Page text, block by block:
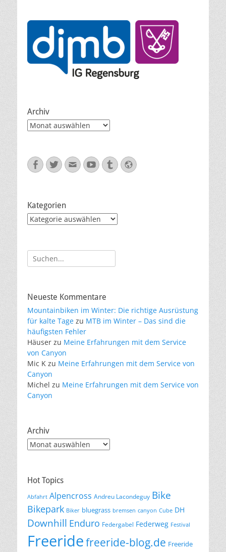
Archiv
Archiv
Facebook
Twitter
E-
Mail
YouTube
TumblrWebsite
Kategorien
Kategorien
Suche
nach:
Neueste Kommentare
Mountainbiken im Winter: Die richtige Ausrüstung
für kalte Tage zu MTB im Winter – Das sind die
häufigsten Fehler
Häuser zu Meine Erfahrungen mit dem Service
von Canyon
Mic K zu Meine Erfahrungen mit dem Service von
Canyon
Michel zu Meine Erfahrungen mit dem Service von
Canyon
Archiv
Archiv
Hot Topics
Abfahrt Alpencross Andreu Lacondeguy Bike
Bikepark Biker bluegrass bremsen canyon Cube DH
Downhill Enduro Federgabel Federweg Festival
Freeridefreeride-blog.de Freeride